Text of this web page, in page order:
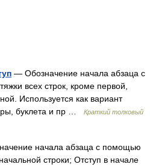
— Обозначение начала абзаца с
всех строк, кроме первой,
Используется как вариант
буклета и пр …
Краткий толковый
начала абзаца с помощью
строки; Отступ в начале